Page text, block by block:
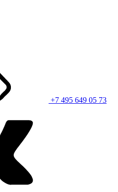
+7 495 649 05 73